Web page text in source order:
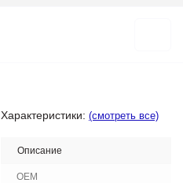
Характеристики: (смотреть все)
Описание
OEM